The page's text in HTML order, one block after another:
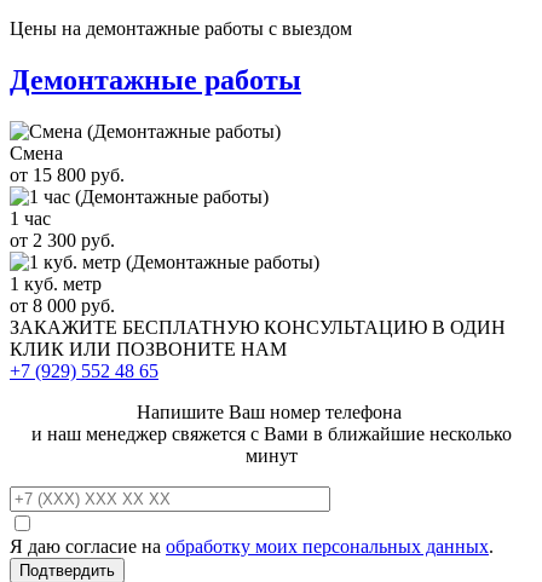
Цены на демонтажные работы с выездом
Демонтажные работы
Смена
от 15 800 руб.
1 час
от 2 300 руб.
1 куб. метр
от 8 000 руб.
ЗАКАЖИТЕ БЕСПЛАТНУЮ КОНСУЛЬТАЦИЮ В ОДИН
КЛИК ИЛИ ПОЗВОНИТЕ НАМ
+7 (929) 552 48 65
Напишите Ваш номер телефона
и наш менеджер свяжется с Вами в ближайшие несколько
минут
Я даю согласие на обработку моих персональных данных.